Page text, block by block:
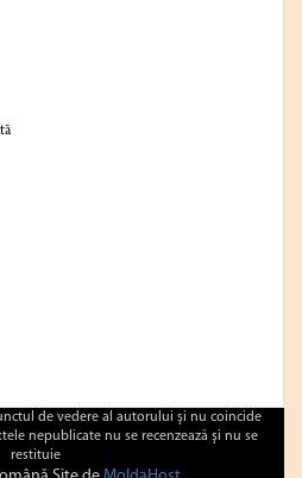
de vedere al autorului şi nu coincide
nepublicate nu se recenzează şi nu se
restituie